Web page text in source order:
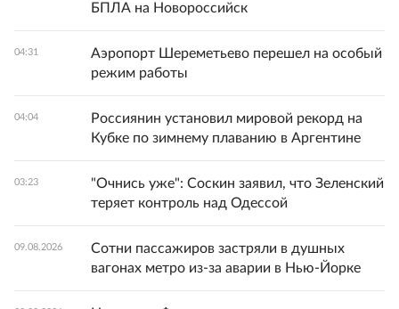
БПЛА на Новороссийск
04:31
Аэропорт Шереметьево перешел на особый
режим работы
04:04
Россиянин установил мировой рекорд на
Кубке по зимнему плаванию в Аргентине
03:23
"Очнись уже": Соскин заявил, что Зеленский
теряет контроль над Одессой
09.08.2026
Сотни пассажиров застряли в душных
вагонах метро из-за аварии в Нью-Йорке